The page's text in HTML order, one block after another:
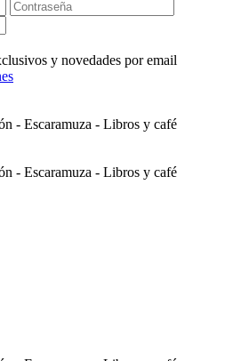
y novedades por email